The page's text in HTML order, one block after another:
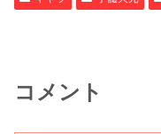
コメント